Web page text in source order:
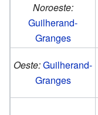
Noroeste:
Guilherand-
Granges
Oeste:Guilherand-
Granges